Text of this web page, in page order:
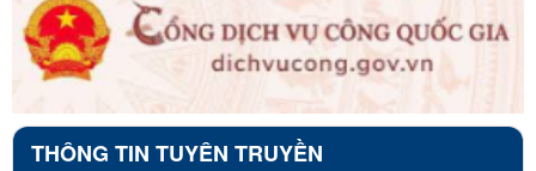
THÔNG TIN TUYÊN TRUYỀN